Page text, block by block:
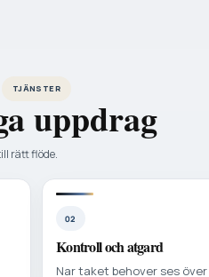
TJÄNSTER
uppdrag
rätt flöde.
02
Kontroll och atgard
Nar taket behover ses